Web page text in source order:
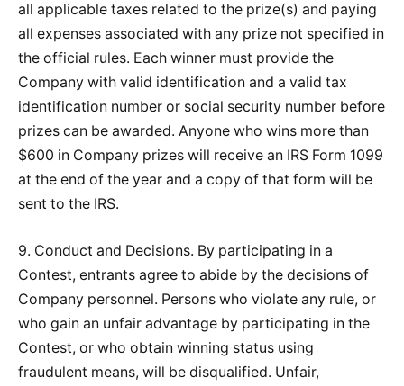
all applicable taxes related to the prize(s) and paying
all expenses associated with any prize not specified in
the official rules. Each winner must provide the
Company with valid identification and a valid tax
identification number or social security number before
prizes can be awarded. Anyone who wins more than
$600 in Company prizes will receive an IRS Form 1099
at the end of the year and a copy of that form will be
sent to the IRS.
9. Conduct and Decisions. By participating in a
Contest, entrants agree to abide by the decisions of
Company personnel. Persons who violate any rule, or
who gain an unfair advantage by participating in the
Contest, or who obtain winning status using
fraudulent means, will be disqualified. Unfair,